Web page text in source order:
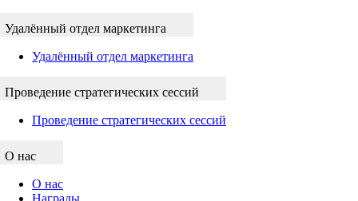
Удалённый отдел маркетинга
Удалённый отдел маркетинга
Проведение стратегических сессий
Проведение стратегических сессий
О нас
О нас
Награды